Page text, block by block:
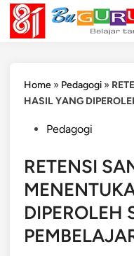
Skip
content
Home » Pedagogi »
HASIL YANG
PostedPedagogi
RETENSI
DIPEROLEH